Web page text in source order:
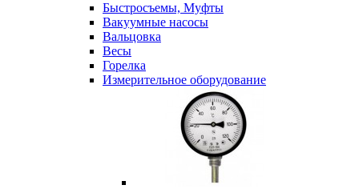
Быстросъемы, Муфты
Вакуумные насосы
Вальцовка
Весы
Горелка
Измерительное оборудование